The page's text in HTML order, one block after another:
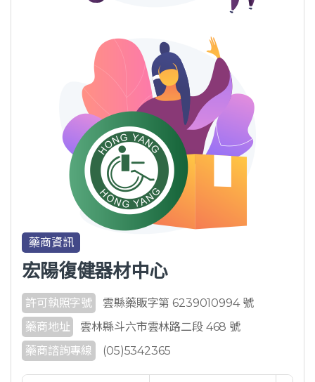
藥商資訊
宏陽復健器材中心
許可執照字號
雲縣藥販字第 6239010994 號
藥商地址
雲林縣斗六市雲林路二段 468 號
藥商諮詢專線
(05)5342365